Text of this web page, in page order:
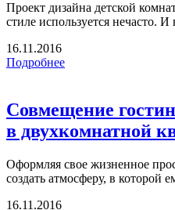
Проект дизайна детской
стиле используется нечасто.
16.11.2016
Подробнее
Совмещение
в двухкомнатной
Оформляя свое жизненное
создать атмосферу, в которой
16.11.2016